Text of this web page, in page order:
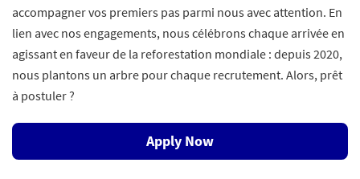
accompagner vos premiers pas parmi nous avec attention. En
lien avec nos engagements, nous célébrons chaque arrivée en
agissant en faveur de la reforestation mondiale : depuis 2020,
nous plantons un arbre pour chaque recrutement. Alors, prêt
à postuler ?
Apply Now